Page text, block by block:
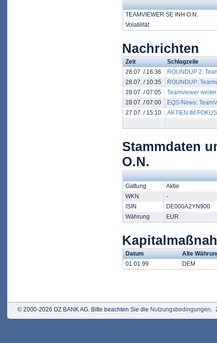
TEAMVIEWER SE INH O.N.
Volatilität
Nachrichten
Zeit
Schlagzeile
28.07. / 16:36
ROUNDUP 2:
28.07. / 10:35
ROUNDUP:
28.07. / 07:05
Teamviewer
28.07. / 07:00
EQS-News:
27.07. / 15:10
AKTIEN IM
Stammdaten
O.N.
Gattung
Aktie
WKN
-
ISIN
DE000A2YN900
Währung
EUR
Datum
Alte
01.01.99
DEM
© 2000-2026 DZ BANK AG. Bitte beachten Sie die Nutzungsbedingungen.